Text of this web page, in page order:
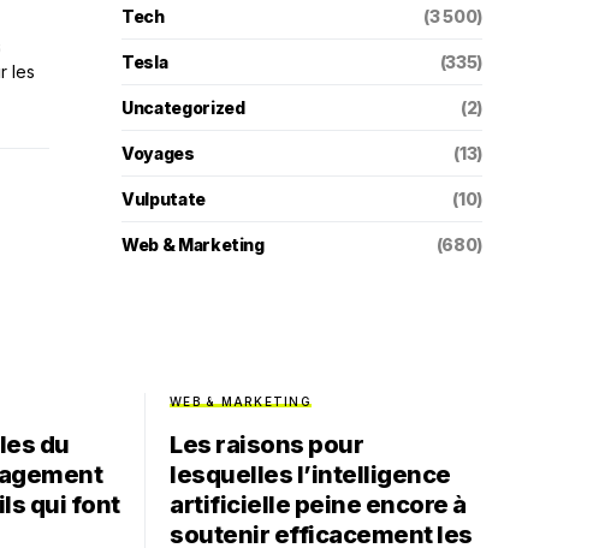
les
Tech (3 500)
Tesla (335)
Uncategorized (2)
Voyages (13)
Vulputate (10)
Web & Marketing (680)
du
qui font
WEB & MARKETING
Les raisons pour
lesquelles l’intelligence
artificielle peine encore à
soutenir efficacement les